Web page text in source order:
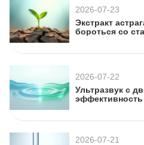
2026-07-23
Экстракт
бороться со
2026-07-22
Ультразвук с
2026-07-21